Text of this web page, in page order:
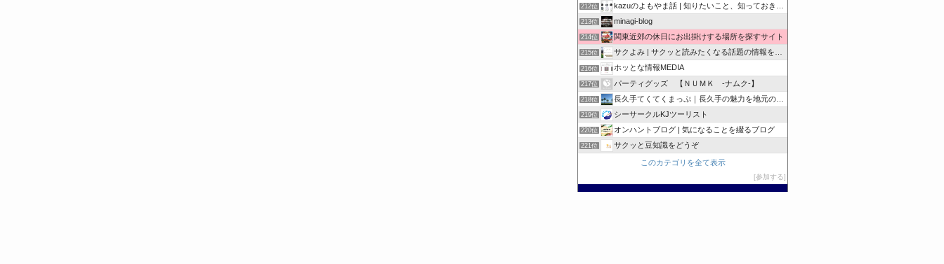
212位 kazuのよもやま話 | 知りたいこと、知っておきたいこと…
213位 minagi-blog
214位 関東近郊の休日にお出掛けする場所を探すサイト
215位 サクよみ | サクッと読みたくなる話題の情報を随時発信！
216位 ホッとな情報MEDIA
217位 パーティグッズ 【ＮＵＭＫ -ナムク-】
218位 長久手てくてくまっぷ｜長久手の魅力を地元の人と訪れる人に
219位 シーサークルKJツーリスト
220位 オンハントブログ | 気になることを綴るブログ
221位 サクッと豆知識をどうぞ
このカテゴリを全て表示
参加する